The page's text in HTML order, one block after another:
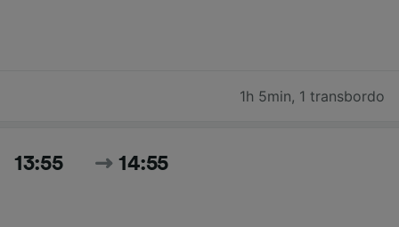
1h 5min, 1 transbordo
13:55 14:55